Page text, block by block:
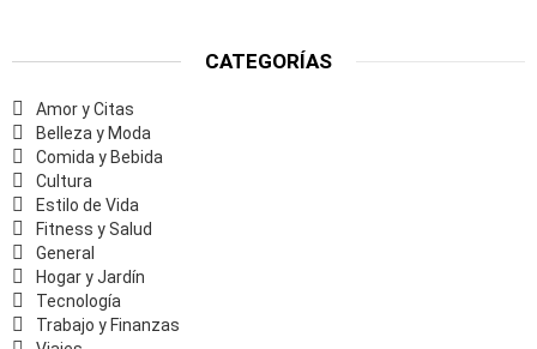
CATEGORÍAS
Amor y Citas
Belleza y Moda
Comida y Bebida
Cultura
Estilo de Vida
Fitness y Salud
General
Hogar y Jardín
Tecnología
Trabajo y Finanzas